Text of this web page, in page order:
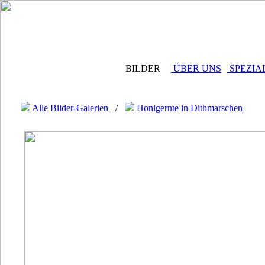
BILDER ÜBER UNS
Alle Bilder-Galerien / Honigernte in Dithmarschen